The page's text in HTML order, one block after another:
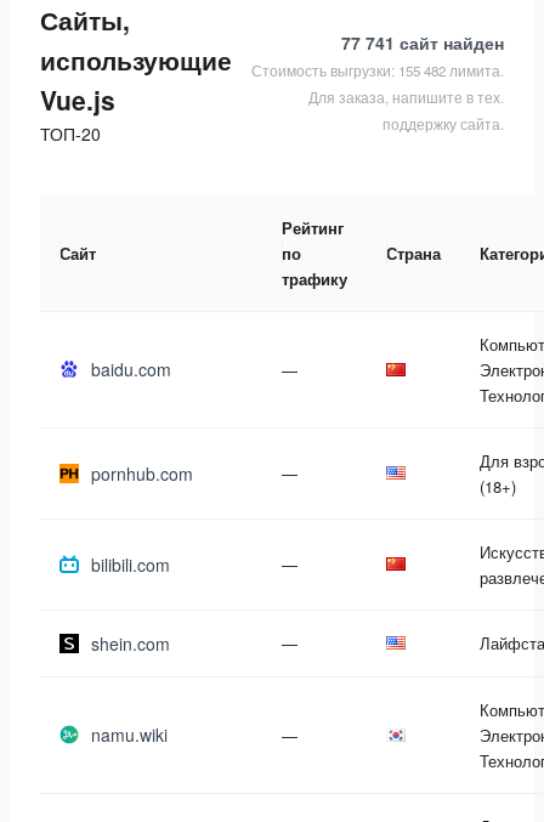
Сайты,
использующие
Vue.js
ТОП-20
77 741 сайт найден
Стоимость выгрузки: 155 482 лимита.
Для заказа, напишите в тех.
поддержку сайта.
Сайт
Рейтинг
по
трафику
Страна
baidu.com —
pornhub.com —
Для
(18+)
bilibili.com —
shein.com —
namu.wiki —